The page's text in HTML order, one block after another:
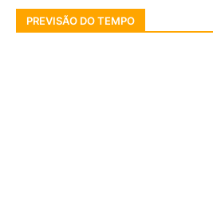
PREVISÃO DO TEMPO